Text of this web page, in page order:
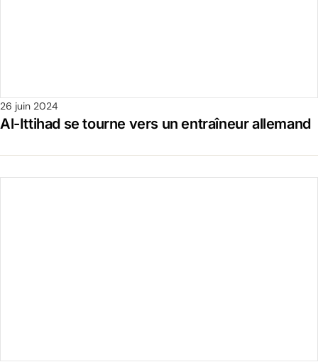
26 juin 2024
Al-Ittihad se tourne vers un entraîneur allemand